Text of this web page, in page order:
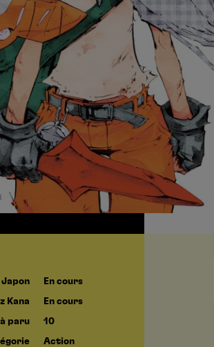
Japon En cours
Kana En cours
paru 10
Action